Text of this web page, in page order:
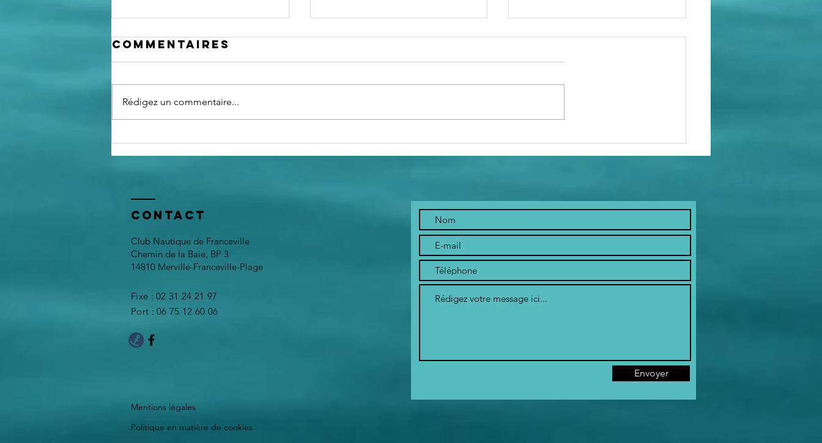
Le club
nautique, "un
Le club
nautique a
des places
disponibles
embarcations !
Des locaux
tout neufs
Commentaires
Rédigez un commentaire...
Contact
Club Nautique de Franceville
Chemin de la Baie, BP 3
14810 Merville-Franceville-Plage
Fixe : 02 31 24 21 97
Port : 06 75 12 60 06
Envoyer
Mentions légales
Politique en matière de cookies